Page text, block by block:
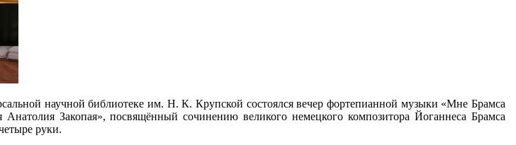
научной библиотеке им. Н. К. Крупской состоялся вечер фортепианной музыки «Мне Брамса
Закопая», посвящённый сочинению великого немецкого композитора Йоганнеса Брамса
руки.